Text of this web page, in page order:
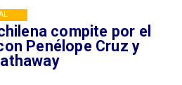
compite por el
Penélope Cruz y